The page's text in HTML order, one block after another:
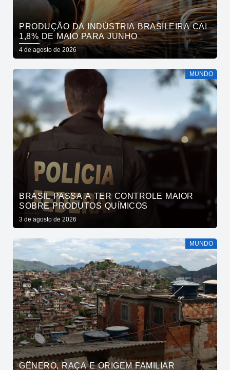
PRODUÇÃO DA INDÚSTRIA BRASILEIRA CAI
1,8% DE MAIO PARA JUNHO
4 de agosto de 2026
MUNDO
BRASIL PASSA A TER CONTROLE MAIOR
SOBRE PRODUTOS QUÍMICOS
3 de agosto de 2026
MUNDO
GÊNERO, RAÇA E ORIGEM FAMILIAR